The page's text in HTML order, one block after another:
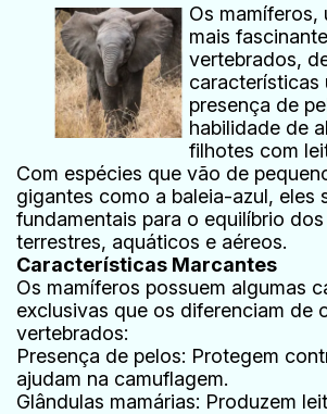
Os mamíferos,
mais
vertebrados,
características
presença de
habilidade de
filhotes com
Com espécies que vão de
gigantes como a baleia-azul, eles
fundamentais para o equilíbrio
terrestres, aquáticos e aéreos.
Características Marcantes
Os mamíferos possuem algumas
exclusivas que os diferenciam de
vertebrados:
Presença de pelos: Protegem
ajudam na camuflagem.
Glândulas mamárias: Produzem